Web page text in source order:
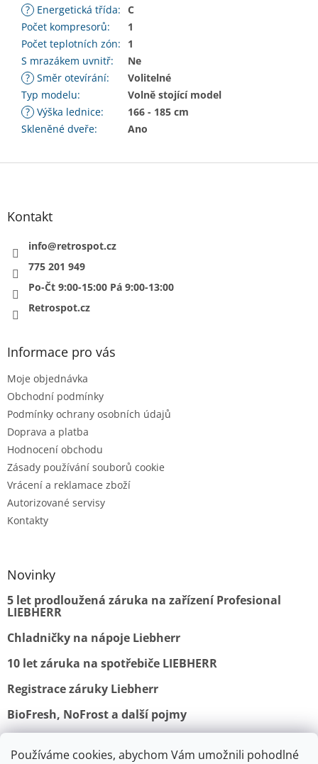
Používáme cookies, abychom Vám umožnili pohodlné
? Energetická třída: C
Počet kompresorů:
1
Počet teplotních zón:
1
S mrazákem uvnitř:
Ne
? Směr otevírání:
Volitelné
Typ modelu:
Volně stojící model
? Výška lednice:
166 - 185 cm
Skleněné dveře: Ano
Z
Kontakt
info@retrospot.cz
775 201 949
Po-Čt 9:00-15:00 Pá 9:00-13:00
Retrospot.cz
Informace pro vás
Moje objednávka
Obchodní podmínky
Podmínky ochrany osobních údajů
Doprava a platba
Hodnocení obchodu
Zásady používání souborů cookie
Vrácení a reklamace zboží
Autorizované servisy
Kontakty
Novinky
5 let prodloužená záruka na zařízení Profesional
LIEBHERR
Chladničky na nápoje Liebherr
10 let záruka na spotřebiče LIEBHERR
Registrace záruky Liebherr
BioFresh, NoFrost a další pojmy